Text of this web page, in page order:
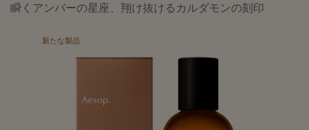
瞬くアンバーの星座、翔け抜けるカルダモンの刻印
新たな製品